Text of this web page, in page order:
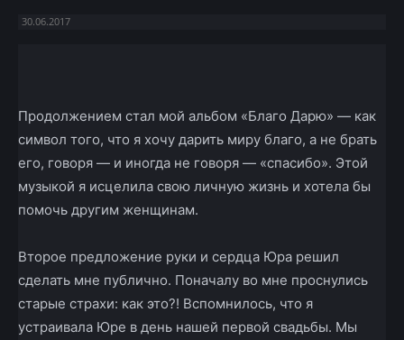
30.06.2017
Продолжением стал мой альбом «Благо Дарю» — как
символ того, что я хочу дарить миру благо, а не брать
его, говоря — и иногда не говоря — «спасибо». Этой
музыкой я исцелила свою личную жизнь и хотела бы
помочь другим женщинам.
Второе предложение руки и сердца Юра решил
сделать мне публично. Поначалу во мне проснулись
старые страхи: как это?! Вспомнилось, что я
устраивала Юре в день нашей первой свадьбы. Мы